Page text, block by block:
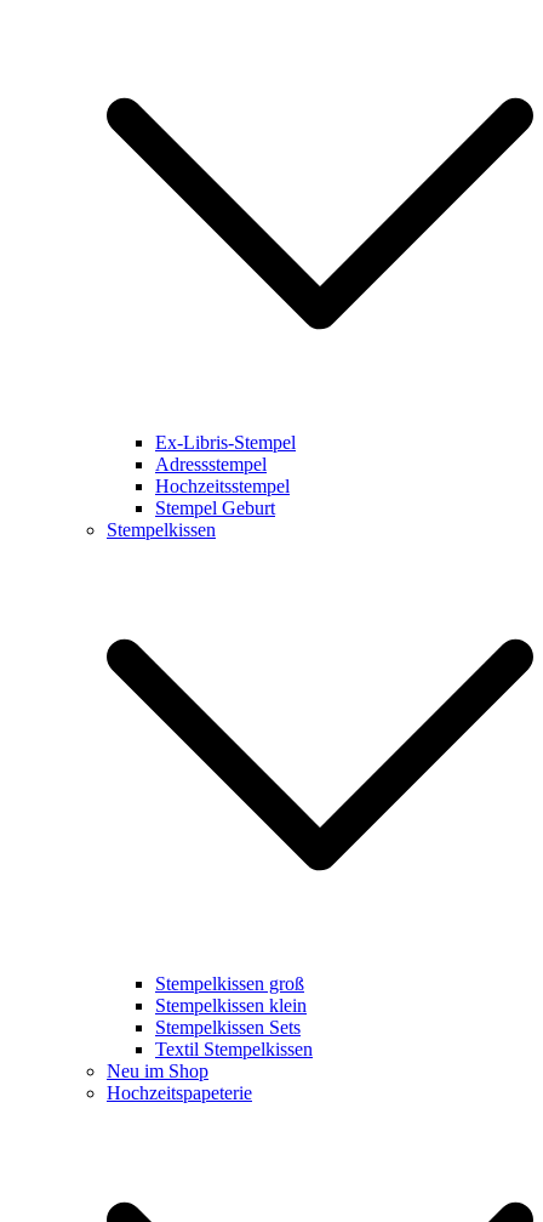
Ex-Libris-Stempel
Adressstempel
Hochzeitsstempel
Stempel Geburt
Stempelkissen
Stempelkissen groß
Stempelkissen klein
Stempelkissen Sets
Textil Stempelkissen
Neu im Shop
Hochzeitspapeterie